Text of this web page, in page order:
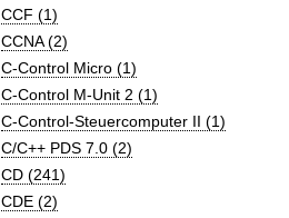
CCF (1)
CCNA (2)
C-Control Micro (1)
C-Control M-Unit 2 (1)
C-Control-Steuercomputer II (1)
C/C++ PDS 7.0 (2)
CD (241)
CDE (2)